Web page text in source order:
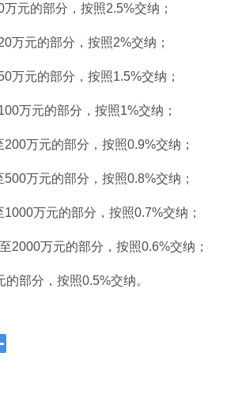
元的部分，按照2.5%交纳；
万元的部分，按照2%交纳；
万元的部分，按照1.5%交纳；
万元的部分，按照1%交纳；
万元的部分，按照0.9%交纳；
万元的部分，按照0.8%交纳；
万元的部分，按照0.7%交纳；
2000万元的部分，按照0.6%交纳；
部分，按照0.5%交纳。